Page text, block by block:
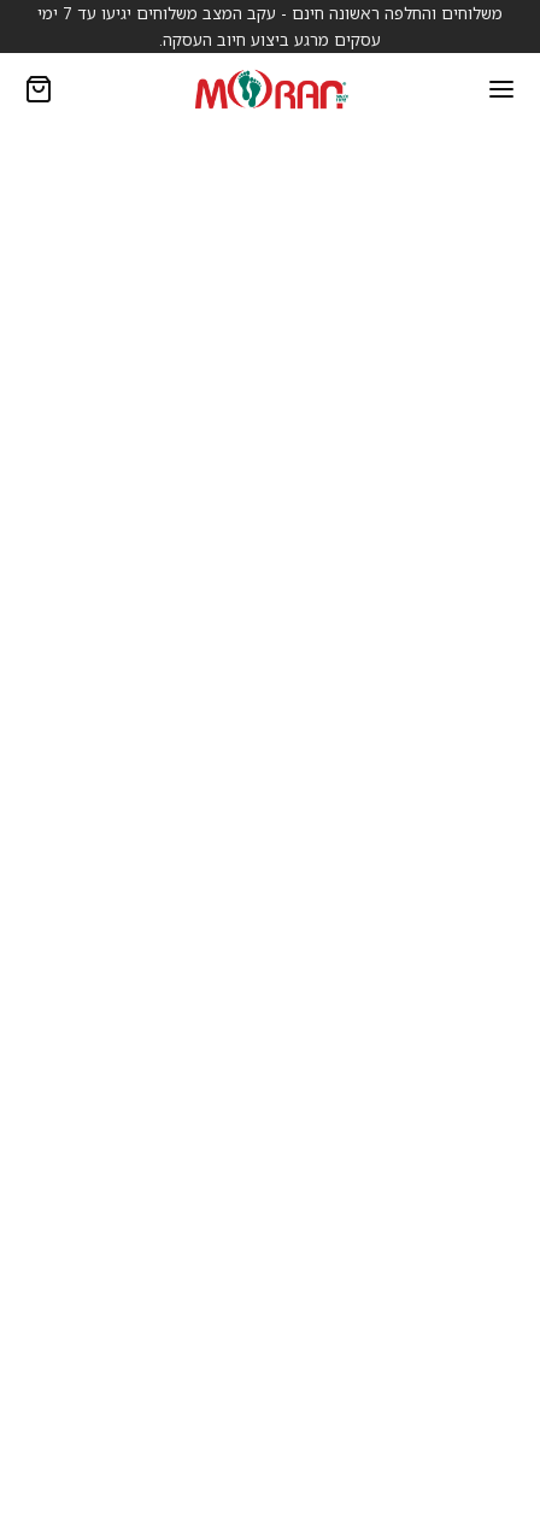
משלוחים והחלפה ראשונה חינם - עקב המצב משלוחים יגיעו עד 7 ימי
עסקים מרגע ביצוע חיוב העסקה.